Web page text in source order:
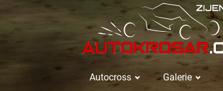
Autocross Galerie